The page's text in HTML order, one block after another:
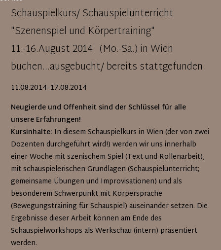
Schauspielkurs/ Schauspielunterricht
"Szenenspiel und Körpertraining"
11.-16.August 2014 (Mo.-Sa.) in Wien
buchen...ausgebucht/ bereits stattgefunden
11.08.2014–17.08.2014
Neugierde und Offenheit sind der Schlüssel für alle
unsere Erfahrungen!
Kursinhalte: In diesem Schauspielkurs in Wien (der von zwei
Dozenten durchgeführt wird!) werden wir uns innerhalb
einer Woche mit szenischem Spiel (Text-und Rollenarbeit),
mit schauspielerischen Grundlagen (Schauspielunterricht;
gemeinsame Übungen und Improvisationen) und als
besonderem Schwerpunkt mit Körpersprache
(Bewegungstraining für Schauspiel) auseinander setzen. Die
Ergebnisse dieser Arbeit können am Ende des
Schauspielworkshops als Werkschau (intern) präsentiert
werden.